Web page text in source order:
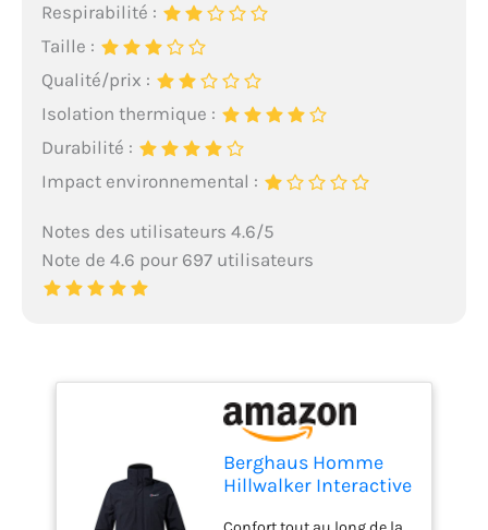
Respirabilité :
Taille :
Qualité/prix :
Isolation thermique :
Durabilité :
Impact environnemental :
Notes des utilisateurs 4.6/5
Note de 4.6 pour 697 utilisateurs
Berghaus Homme
Hillwalker Interactive